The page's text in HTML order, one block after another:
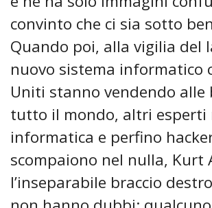
convinto che ci sia sotto
Quando poi, alla vigilia del
nuovo sistema informatico
Uniti stanno vendendo alle
tutto il mondo, altri esperti
informatica e perfino
scompaiono nel nulla, Kurt
l’inseparabile braccio